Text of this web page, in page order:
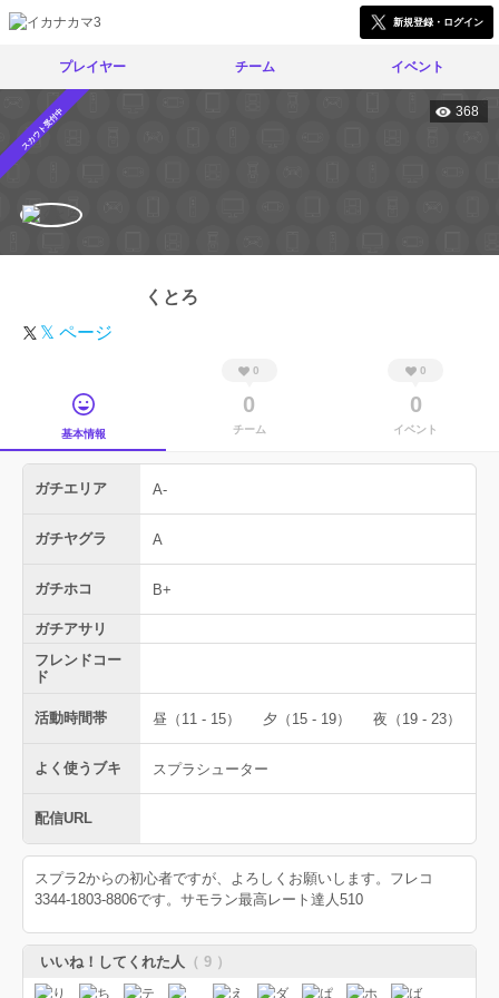
新規登録・ログイン
プレイヤー チーム イベント
スカウト受付中 368
くとろ
𝕏 ページ
基本情報
0
0
チーム
0
0
イベント
ガチエリア A-
ガチヤグラ A
ガチホコ B+
ガチアサリ
フレンドコー
ド
活動時間帯 昼（11 - 15） 夕（15 - 19） 夜（19 - 23）
よく使うブキ スプラシューター
配信URL
スプラ2からの初心者ですが、よろしくお願いします。フレコ
3344-1803-8806です。サモラン最高レート達人510
いいね！してくれた人 （ 9 ）